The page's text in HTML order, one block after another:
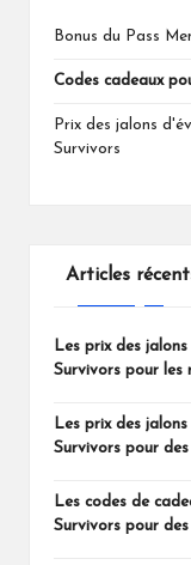
Bonus du Pass
Codes cadeaux
Prix des jalons
Survivors
Articles
Les prix des
Survivors pour les
Les prix des
Survivors pour
Les codes de
Survivors pour